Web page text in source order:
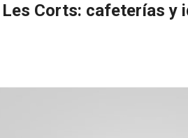
Les Corts: cafeterías y